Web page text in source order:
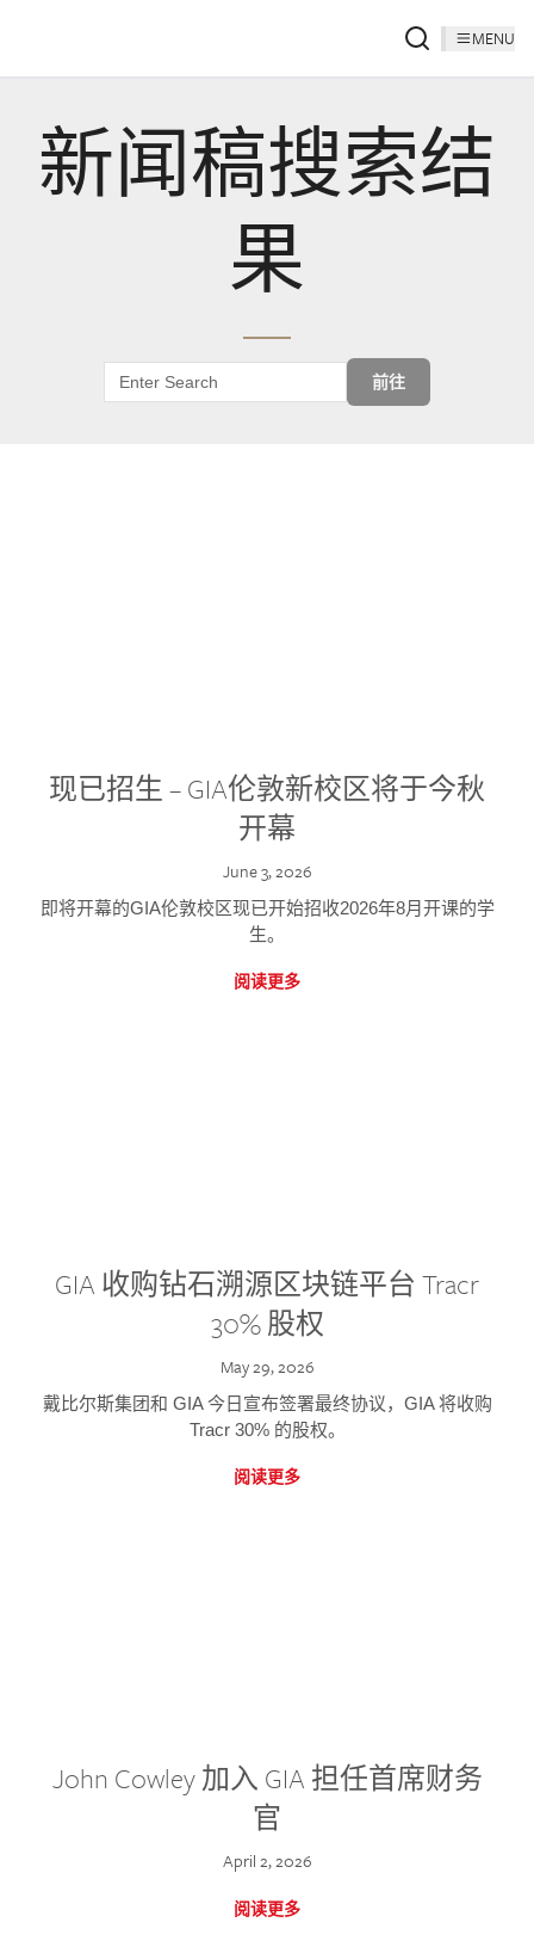
MENU
新闻稿搜索结
果
前往
现已招生 – GIA伦敦新校区将于今秋
开幕
June 3, 2026
即将开幕的GIA伦敦校区现已开始招收2026年8月开课的学
生。
阅读更多
GIA 收购钻石溯源区块链平台 Tracr
30% 股权
May 29, 2026
戴比尔斯集团和 GIA 今日宣布签署最终协议，GIA 将收购
Tracr 30% 的股权。
阅读更多
John Cowley 加入 GIA 担任首席财务
官
April 2, 2026
阅读更多